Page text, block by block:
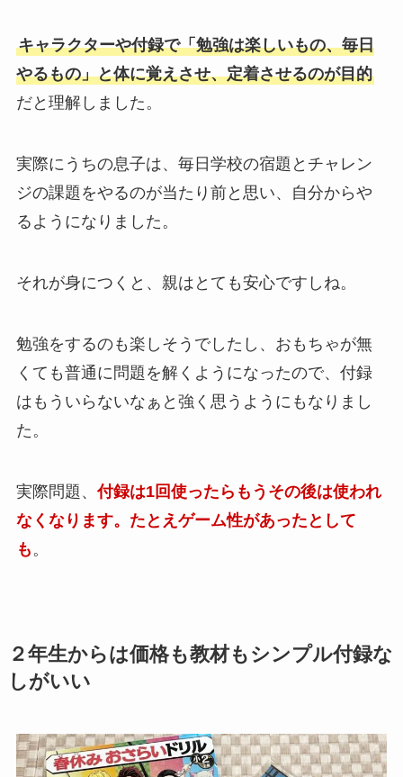
キャラクターや付録で「勉強は楽しいもの、毎日
やるもの」と体に覚えさせ、定着させるのが目的
だと理解しました。
実際にうちの息子は、毎日学校の宿題とチャレン
ジの課題をやるのが当たり前と思い、自分からや
るようになりました。
それが身につくと、親はとても安心ですしね。
勉強をするのも楽しそうでしたし、 おもちゃが無
くても普通に問題を解くようになったので、付録
はもういらないなぁと強く思うように もなりまし
た。
実際問題、付録は1回使ったらもうその後は使われ
なくなります。たとえゲーム性があったとして
も 。
２年生からは価格も教材もシンプル付録な
しがいい